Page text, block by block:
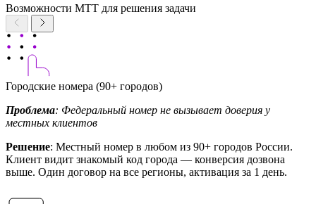
Возможности МТТ для решения задачи
Городские номера (90+ городов)
Проблема: Федеральный номер не вызывает доверия у
местных клиентов
Решение: Местный номер в любом из 90+ городов России.
Клиент видит знакомый код города — конверсия дозвона
выше. Один договор на все регионы, активация за 1 день.